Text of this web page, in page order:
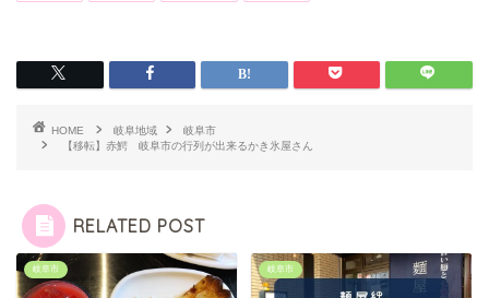
HOME 岐阜地域
岐阜市
【移転】赤鰐 岐阜市の行列が出来るかき氷屋さん
RELATED POST
岐阜市 岐阜市